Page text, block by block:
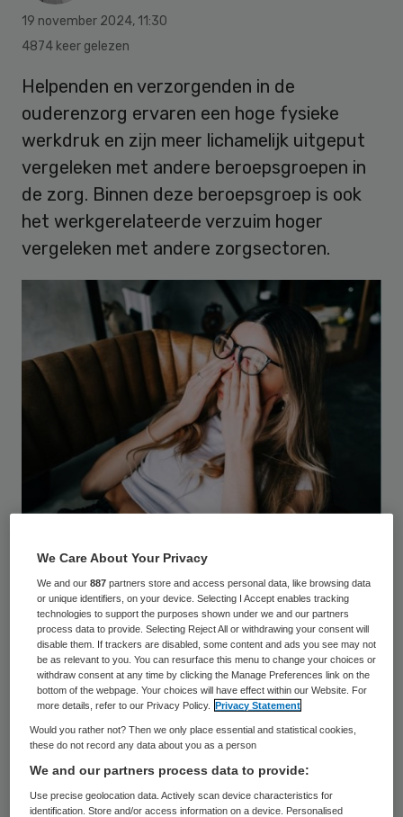
19 november 2024, 11:30
4874 keer gelezen
Helpenden en verzorgenden in de
ouderenzorg ervaren een hoge fysieke
werkdruk en zijn meer lichamelijk uitgeput
vergeleken met andere beroepsgroepen in
de zorg. Binnen deze beroepsgroep is ook
het werkgerelateerde verzuim hoger
vergeleken met andere zorgsectoren.
Dat blijkt uit de IZZMonitor Gezond werken
in de zorg 2024. Over het geheel is de
werkdruk van zorgmedewerkers licht
gedaald en de algemene gezondheid
verbeterd.
Zwaar beroep
Van de helpenden en verzorgenden ervaart
We Care About Your Privacy
We and our887 partners store and access personal data, like browsing data
or unique identifiers, on your device. Selecting I Accept enables tracking
technologies to support the purposes shown under we and our partners
process data to provide. Selecting Reject All or withdrawing your consent will
disable them. If trackers are disabled, some content and ads you see may not
be as relevant to you. You can resurface this menu to change your choices or
withdraw consent at any time by clicking the Manage Preferences link on the
bottom of the webpage. Your choices will have effect within our Website. For
more details, refer to our Privacy Policy.
Privacy Statement
Would you rather not? Then we only place essential and statistical cookies,
these do not record any data about you as a person
We and our partners process data to provide:
Use precise geolocation data. Actively scan device characteristics for
identification. Store and/or access information on a device. Personalised